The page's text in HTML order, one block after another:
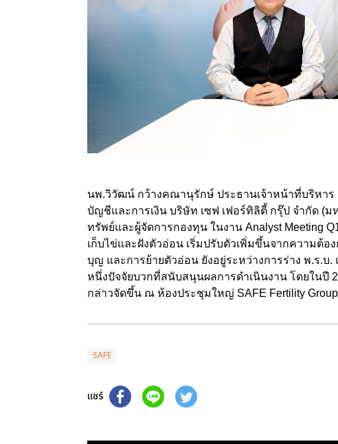
นพ.วิวัฒน์ กว้างคณานุรักษ์ ประธานเจ้าหน้าที่บริหาร
บัญชีและการเงิน บริษัท เซฟ เฟอร์ทิลิตี้ กรุ๊ป จำกัด (
ทรัพย์และผู้จัดการกองทุน ในงาน Analyst Meeting
เก็บไข่และฝังตัวอ่อน เริ่มปรับตัวเพิ่มขึ้นจากความต้
บุญ และการย้ายตัวอ่อน ยังอยู่ระหว่างการร่าง พ.ร.บ
หนึ่งปัจจัยบวกที่สนับสนุนผลการดำเนินงาน โดยในปี
กล่าวจัดขึ้น ณ ห้องประชุมใหญ่ SAFE Fertility Group
SAFE
แชร์